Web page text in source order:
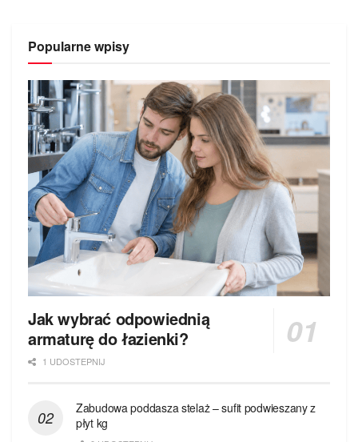
Popularne wpisy
Jak wybrać odpowiednią
armaturę do łazienki?
1 UDOSTEPNIJ
Zabudowa poddasza stelaż – sufit podwieszany z
płyt kg